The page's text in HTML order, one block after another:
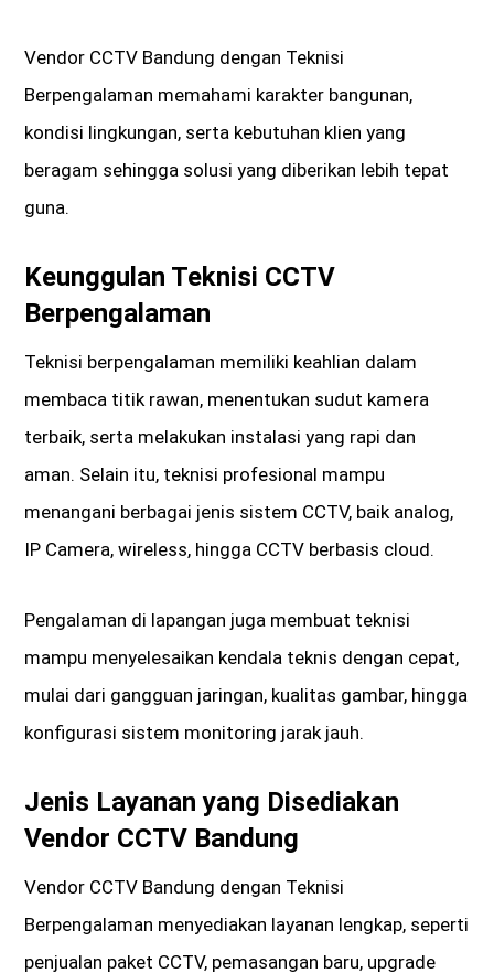
Vendor CCTV Bandung dengan Teknisi
Berpengalaman memahami karakter bangunan,
kondisi lingkungan, serta kebutuhan klien yang
beragam sehingga solusi yang diberikan lebih tepat
guna.
Keunggulan Teknisi CCTV
Berpengalaman
Teknisi berpengalaman memiliki keahlian dalam
membaca titik rawan, menentukan sudut kamera
terbaik, serta melakukan instalasi yang rapi dan
aman. Selain itu, teknisi profesional mampu
menangani berbagai jenis sistem CCTV, baik analog,
IP Camera, wireless, hingga CCTV berbasis cloud.
Pengalaman di lapangan juga membuat teknisi
mampu menyelesaikan kendala teknis dengan cepat,
mulai dari gangguan jaringan, kualitas gambar, hingga
konfigurasi sistem monitoring jarak jauh.
Jenis Layanan yang Disediakan
Vendor CCTV Bandung
Vendor CCTV Bandung dengan Teknisi
Berpengalaman menyediakan layanan lengkap, seperti
penjualan paket CCTV, pemasangan baru, upgrade